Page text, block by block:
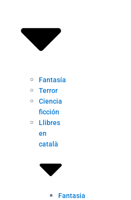
Fantasía
Terror
Ciencia
ficción
Llibres
en
català
Fantasia